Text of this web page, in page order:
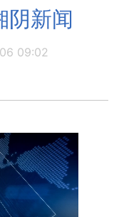
阴新闻
09:02